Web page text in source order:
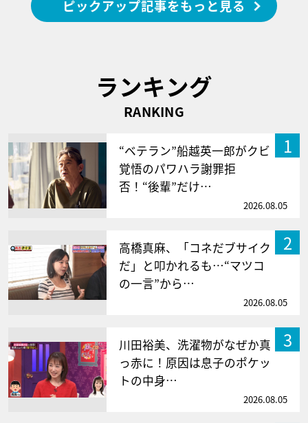
ピックアップ記事をもっと見る
ランキング
RANKING
1
“ベテラン”船越英一郎がクビ
覚悟のパワハラ謝罪拒
否！“後輩”だけ…
2026.08.05
2
高橋真麻、「コネだブサイク
だ」と叩かれるも…“マツコ
の一言”から…
2026.08.05
3
川田裕美、洗濯物がなぜか真
っ赤に！原因は息子のポケッ
トの中身…
2026.08.05